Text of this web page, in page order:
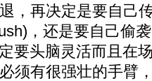
，再决定是要自己
，还是要自己偷
要头脑灵活而且在
须有很强壮的手臂